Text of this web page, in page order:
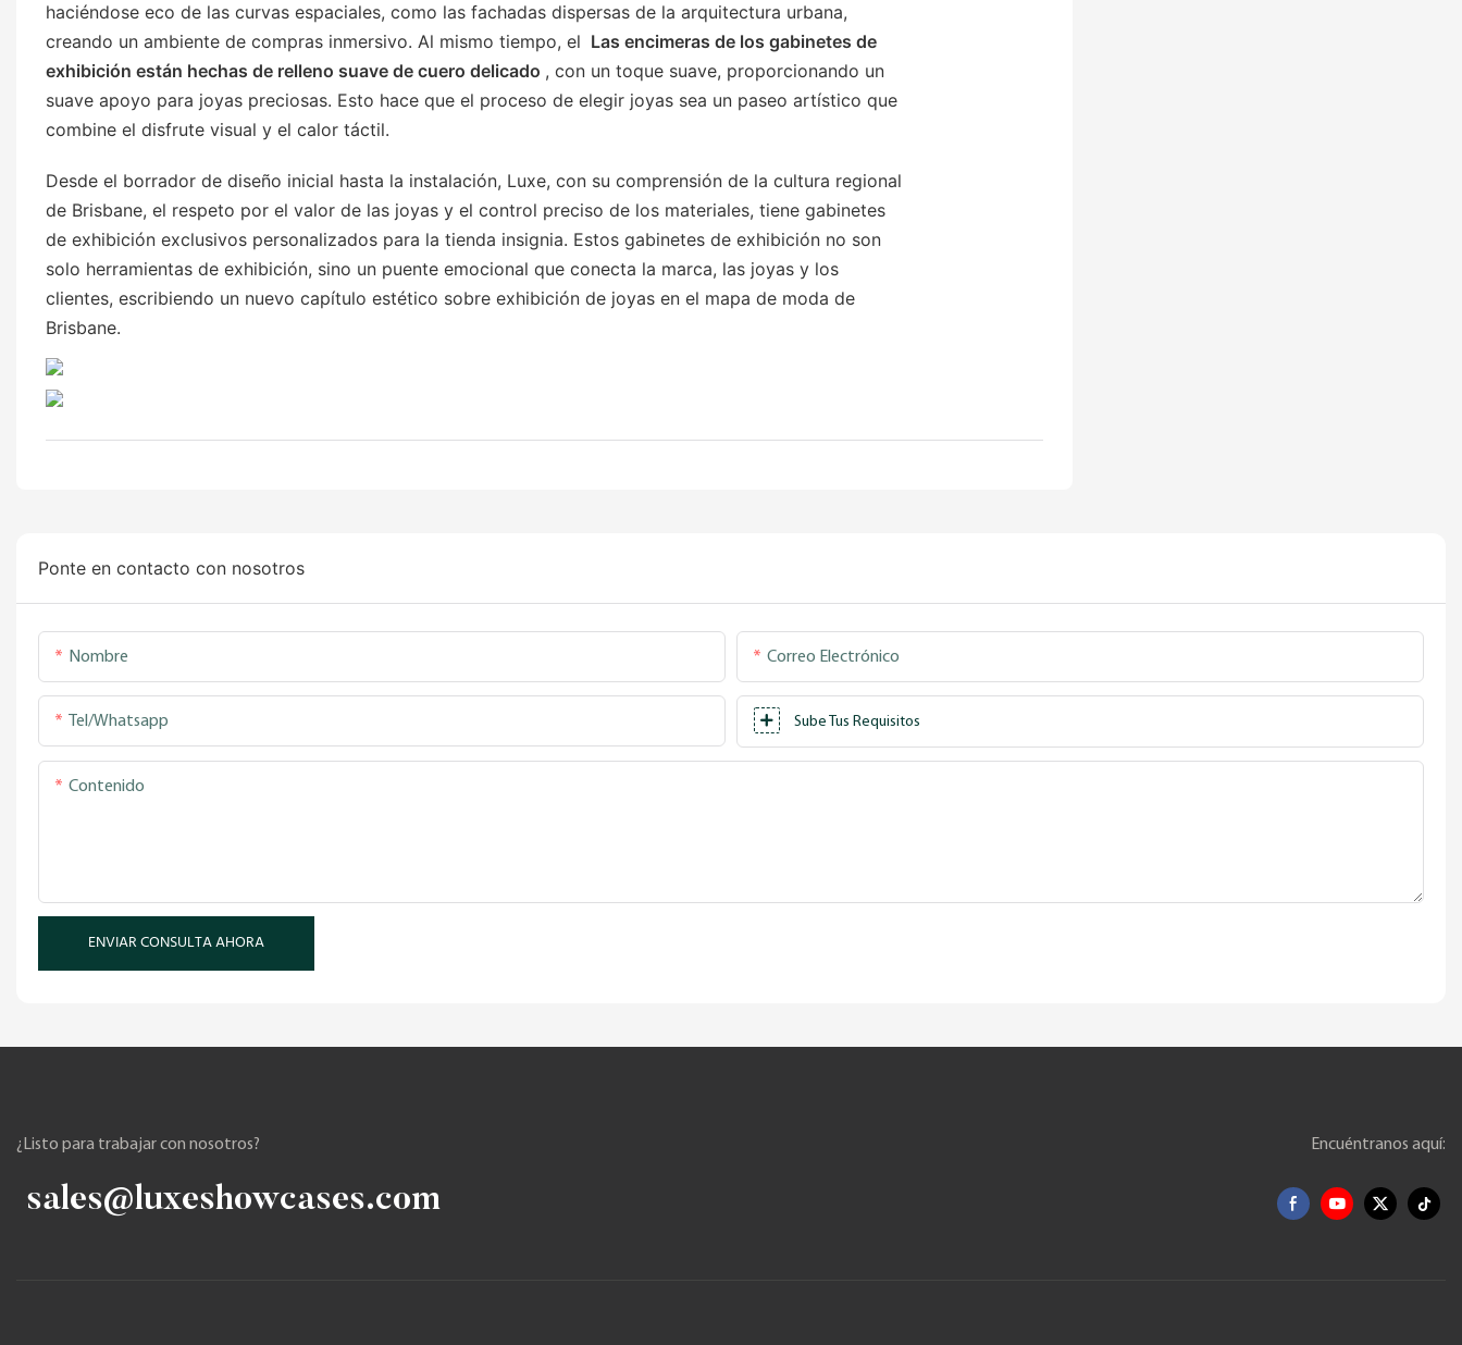
haciéndose eco de las curvas espaciales, como las fachadas dispersas de la arquitectura urbana,
creando un ambiente de compras inmersivo. Al mismo tiempo, el Las encimeras de los gabinetes de
exhibición están hechas de relleno suave de cuero delicado , con un toque suave, proporcionando un
suave apoyo para joyas preciosas. Esto hace que el proceso de elegir joyas sea un paseo artístico que
combine el disfrute visual y el calor táctil.
Desde el borrador de diseño inicial hasta la instalación, Luxe, con su comprensión de la cultura regional
de Brisbane, el respeto por el valor de las joyas y el control preciso de los materiales, tiene gabinetes
de exhibición exclusivos personalizados para la tienda insignia. Estos gabinetes de exhibición no son
solo herramientas de exhibición, sino un puente emocional que conecta la marca, las joyas y los
clientes, escribiendo un nuevo capítulo estético sobre exhibición de joyas en el mapa de moda de
Brisbane.
Ponte en contacto con nosotros
Nombre Correo Electrónico
Tel/whatsapp Sube Tus Requisitos
Contenido
ENVIAR CONSULTA AHORA
¿Listo para trabajar con nosotros?
sales@luxeshowcases.com
Encuéntranos aquí: